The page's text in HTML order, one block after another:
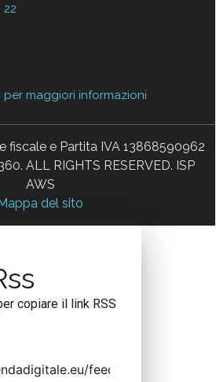
maggiori informazioni
fiscale e Partita IVA 13868590962
ALL RIGHTS RESERVED. ISP
AWS
del sito
copiare il link RSS